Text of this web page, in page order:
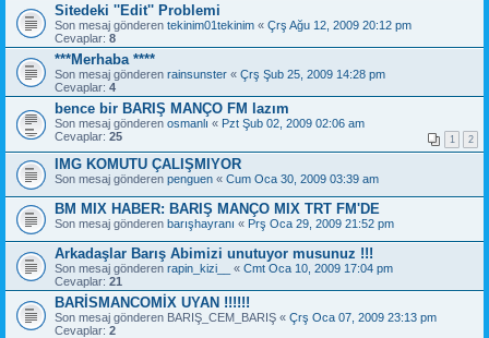
Sitedeki ''Edit'' Problemi
Son mesaj gönderen tekinim01tekinim « Çrş Ağu 12, 2009 20:12 pm
Cevaplar: 8
***Merhaba ****
Son mesaj gönderen rainsunster « Çrş Şub 25, 2009 14:28 pm
Cevaplar: 4
bence bir BARIŞ MANÇO FM lazım
Son mesaj gönderen osmanlı « Pzt Şub 02, 2009 02:06 am
Cevaplar: 25 1 2
IMG KOMUTU ÇALIŞMIYOR
Son mesaj gönderen penguen « Cum Oca 30, 2009 03:39 am
BM MIX HABER: BARIŞ MANÇO MIX TRT FM'DE
Son mesaj gönderen barışhayranı « Prş Oca 29, 2009 21:52 pm
Arkadaşlar Barış Abimizi unutuyor musunuz !!!
Son mesaj gönderen rapin_kizi__ « Cmt Oca 10, 2009 17:04 pm
Cevaplar: 21
BARİSMANCOMİX UYAN !!!!!!
Son mesaj gönderen BARIŞ_CEM_BARIŞ « Çrş Oca 07, 2009 23:13 pm
Cevaplar: 2